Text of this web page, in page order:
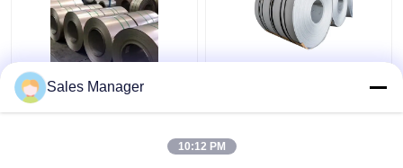
Grado 201 certificado
de acero inoxidable
del TUV de 202 304 de
bobina laminada en
caliente del estándar
Sales Manager
10:12 PM